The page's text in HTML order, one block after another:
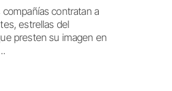
compañías contratan a
estrellas del
presten su imagen en